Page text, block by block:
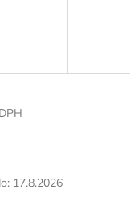
17.8.2026